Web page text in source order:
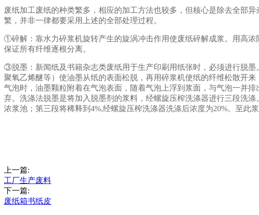
废纸加工废纸的种类繁多，相应的加工方法也较多，但核心是除去全部
繁，并非一律都要采用上述的全部处理过程。
①碎解：靠水力碎浆机旋转产生的旋涡冲击作用使废纸碎解成浆。用高
保证所有纤维逐根分离。
③脱墨：新闻纸及书籍杂志类废纸用于生产印刷用纸张时，必须进行脱
聚氧乙烯醚等）使油墨从纸的表面松脱，再用碎浆机使纸的纤维松散开
气泡时，油墨颗粒附着在气泡表面，随着气泡上浮到浆面，与气泡一并
弃。洗涤法脱墨是将加入脱墨剂的浆料，经螺旋压榨洗涤器进行三段洗
浓浆池；第三段将稀释到4%,经螺旋压榨洗涤器洗涤后浓度为20%。至此
上一篇:
工厂生产废料
下一篇:
废纸箱书纸皮